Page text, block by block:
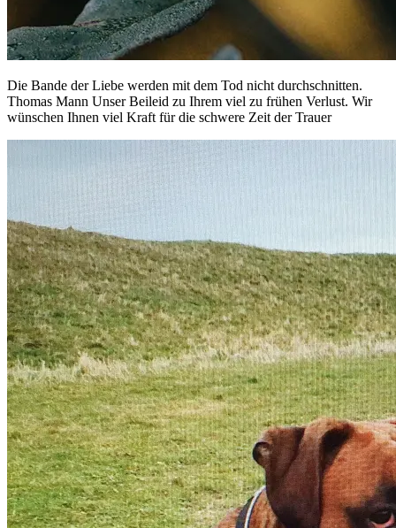
Die Bande der Liebe werden mit dem Tod nicht durchschnitten.
Thomas Mann Unser Beileid zu Ihrem viel zu frühen Verlust. Wir
wünschen Ihnen viel Kraft für die schwere Zeit der Trauer